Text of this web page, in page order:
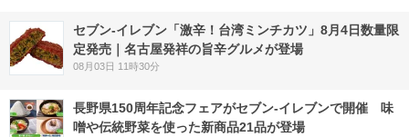
セブン-イレブン「激辛！台湾ミンチカツ」8月4日数量限
定発売｜名古屋発祥の旨辛グルメが登場
08月03日 11時30分
長野県150周年記念フェアがセブン-イレブンで開催 味
噌や伝統野菜を使った新商品21品が登場